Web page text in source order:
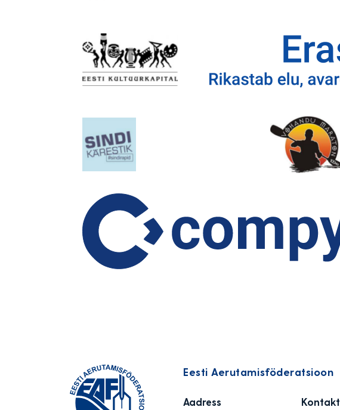
Eesti Aerutamisföderatsioon
Aadress Kontakt